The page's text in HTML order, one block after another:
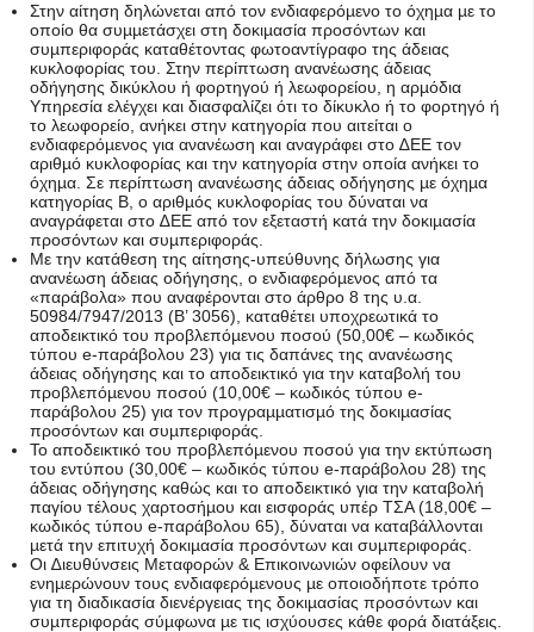
Στην αίτηση δηλώνεται από τον ενδιαφερόµενο το όχηµα µε το
οποίο θα συµµετάσχει στη δοκιµασία προσόντων και
συµπεριφοράς καταθέτοντας φωτοαντίγραφο της άδειας
κυκλοφορίας του. Στην περίπτωση ανανέωσης άδειας
οδήγησης δικύκλου ή φορτηγού ή λεωφορείου, η αρµόδια
Υπηρεσία ελέγχει και διασφαλίζει ότι το δίκυκλο ή το φορτηγό ή
το λεωφορείο, ανήκει στην κατηγορία που αιτείται ο
ενδιαφερόµενος για ανανέωση και αναγράφει στο ∆ΕΕ τον
αριθµό κυκλοφορίας και την κατηγορία στην οποία ανήκει το
όχηµα. Σε περίπτωση ανανέωσης άδειας οδήγησης µε όχηµα
κατηγορίας Β, ο αριθµός κυκλοφορίας του δύναται να
αναγράφεται στο ∆ΕΕ από τον εξεταστή κατά την δοκιµασία
προσόντων και συµπεριφοράς.
Με την κατάθεση της αίτησης-υπεύθυνης δήλωσης για
ανανέωση άδειας οδήγησης, ο ενδιαφερόµενος από τα
«παράβολα» που αναφέρονται στο άρθρο 8 της υ.α.
50984/7947/2013 (Β’ 3056), καταθέτει υποχρεωτικά το
αποδεικτικό του προβλεπόµενου ποσού (50,00€ – κωδικός
τύπου e-παράβολου 23) για τις δαπάνες της ανανέωσης
άδειας οδήγησης και το αποδεικτικό για την καταβολή του
προβλεπόµενου ποσού (10,00€ – κωδικός τύπου e-
παράβολου 25) για τον προγραµµατισµό της δοκιµασίας
προσόντων και συµπεριφοράς.
Το αποδεικτικό του προβλεπόµενου ποσού για την εκτύπωση
του εντύπου (30,00€ – κωδικός τύπου e-παράβολου 28) της
άδειας οδήγησης καθώς και το αποδεικτικό για την καταβολή
παγίου τέλους χαρτοσήµου και εισφοράς υπέρ ΤΣΑ (18,00€ –
κωδικός τύπου e-παράβολου 65), δύναται να καταβάλλονται
µετά την επιτυχή δοκιµασία προσόντων και συµπεριφοράς.
Οι ∆ιευθύνσεις Μεταφορών & Επικοινωνιών οφείλουν να
ενηµερώνουν τους ενδιαφερόµενους µε οποιοδήποτε τρόπο
για τη διαδικασία διενέργειας της δοκιµασίας προσόντων και
συµπεριφοράς σύµφωνα µε τις ισχύουσες κάθε φορά διατάξεις.